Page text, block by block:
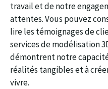
travail et de notre
attentes. Vous pouvez
lire les témoignages de
services de modélisation
démontrent notre
réalités tangibles et à
vivre.